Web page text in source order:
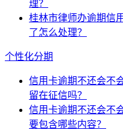
理？
桂林市律师办逾期信
了怎么处理？
个性化分期
信用卡逾期不还会不
留在征信吗？
信用卡逾期不还会不
要包含哪些内容？